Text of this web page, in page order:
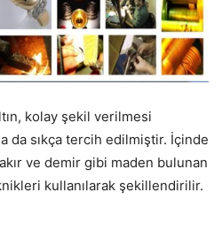
kolay şekil verilmesi
da sıkça tercih edilmiştir. İçinde
ve demir gibi maden bulunan
kullanılarak şekillendirilir.